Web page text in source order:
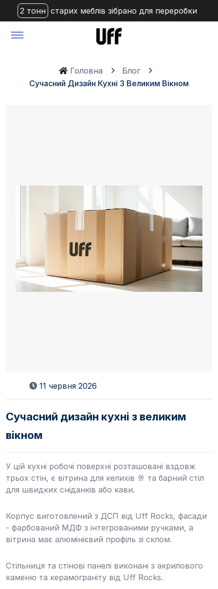
2 тонн старих меблів зібрано для переробки
Головна
Блог
Сучасний Дизайн Кухні З Великим Вікном
11 червня 2026
Сучасний дизайн кухні з великим
вікном
У цій кухні робочі поверхні розташовані вздовж
трьох стін, є вітрина для келихів 🥂 та барний стіл
для швидких сніданків або кави.
Корпус виготовлений з ДСП від Uff Rocks, фасади
- фарбований МДФ з інтегрованими ручками, а
вітрина має алюмінієвий профіль зі склом.
Стільниця та стінові панелі виконані з акрилового
каменю та керамограніту від Uff Rocks.